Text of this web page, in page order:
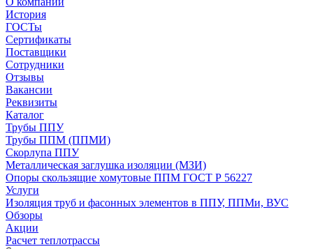
История
ГОСТы
Сертификаты
Поставщики
Сотрудники
Отзывы
Вакансии
Реквизиты
Каталог
Трубы ППУ
Трубы ППМ (ППМИ)
Скорлупа ППУ
Металлическая заглушка изоляции (МЗИ)
Опоры скользящие хомутовые ППМ ГОСТ Р 56227
Услуги
Изоляция труб и фасонных элементов в ППУ, ППМи, ВУС
Обзоры
Акции
Расчет теплотрассы